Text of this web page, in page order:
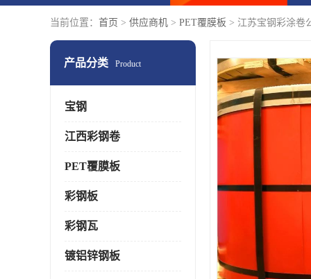
当前位置： 首页 > 供应商机 > PET覆膜板 > 江苏宝钢彩涂卷
产品分类 Product
宝钢
江西彩钢卷
PET覆膜板
彩钢板
彩钢瓦
镀铝锌钢板